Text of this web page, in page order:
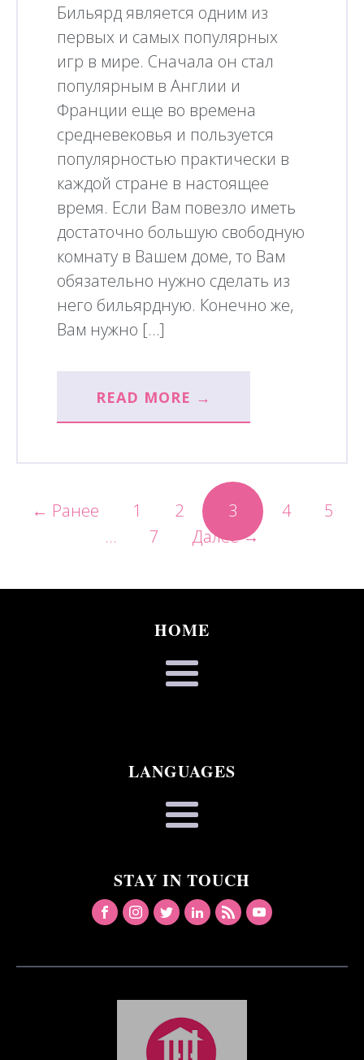
Бильярд является одним из
первых и самых популярных
игр в мире. Сначала он стал
популярным в Англии и
Франции еще во времена
средневековья и пользуется
популярностью практически в
каждой стране в настоящее
время. Если Вам повезло иметь
достаточно большую свободную
комнату в Вашем доме, то Вам
обязательно нужно сделать из
него бильярдную. Конечно же,
Вам нужно […]
READ MORE →
← Ранее 1 2 3 4
5
…
7 Далее →
HOME
LANGUAGES
STAY IN TOUCH